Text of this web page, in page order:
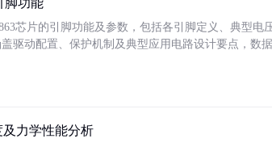
脚功能
芯片的引脚功能及参数，包括各引脚定义、典型
驱动配置、保护机制及典型应用电路设计要点，数
力学性能分析